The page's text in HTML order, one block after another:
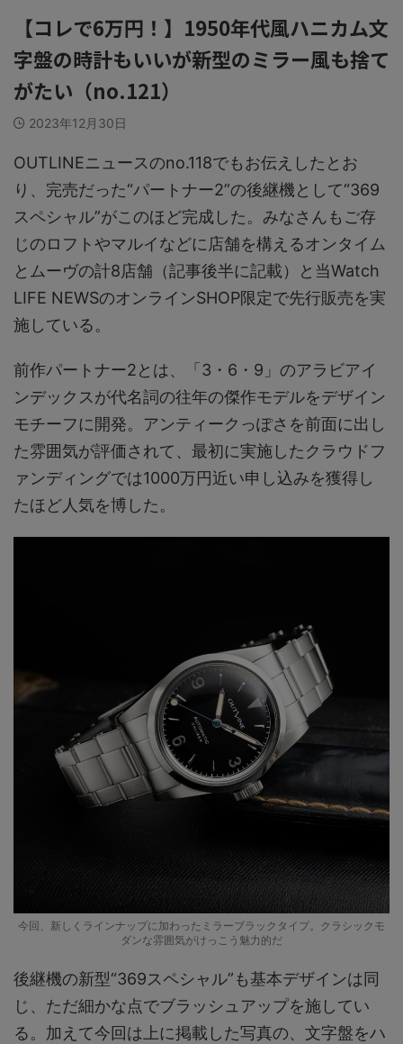
【コレで6万円！】1950年代風ハニカム文
字盤の時計もいいが新型のミラー風も捨て
がたい（no.121）
2023年12月30日
OUTLINEニュースのno.118でもお伝えしたとお
り、完売だった“パートナー2”の後継機として“369
スペシャル”がこのほど完成した。みなさんもご存
じのロフトやマルイなどに店舗を構えるオンタイム
とムーヴの計8店舗（記事後半に記載）と当Watch
LIFE NEWSのオンラインSHOP限定で先行販売を実
施している。
前作パートナー2とは、「3・6・9」のアラビアイ
ンデックスが代名詞の往年の傑作モデルをデザイン
モチーフに開発。アンティークっぽさを前面に出し
た雰囲気が評価されて、最初に実施したクラウドフ
ァンディングでは1000万円近い申し込みを獲得し
たほど人気を博した。
今回、新しくラインナップに加わったミラーブラックタイプ。クラシックモ
ダンな雰囲気がけっこう魅力的だ
後継機の新型“369スペシャル”も基本デザインは同
じ、ただ細かな点でブラッシュアップを施してい
る。加えて今回は上に掲載した写真の、文字盤をハ